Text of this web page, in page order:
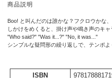
商品説明
Boo! と叫んだのは誰かな？フクロウかな
しかけをめくると、掛け声や鳴き声のキャ
"Who said?" "Was it...?" "No, it was..."
シンプルな疑問形の繰り返しで、テンポよ
ISBN